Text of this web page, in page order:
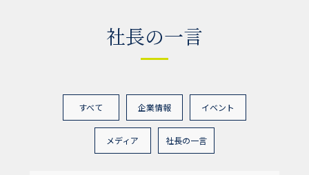
社長の一言
すべて 企業情報 イベント
メディア 社長の一言